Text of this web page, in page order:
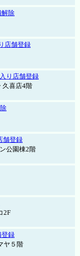
解除
店舗登録
り店舗登録
久喜店4階
舗登録
公園棟2階
2F
登録
ヤ５階